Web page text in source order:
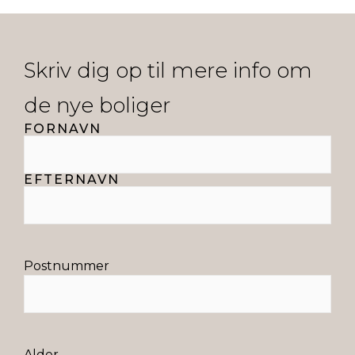
Skriv dig op til mere info om
de nye boliger
Navn *
FORNAVN
EFTERNAVN
Postnummer